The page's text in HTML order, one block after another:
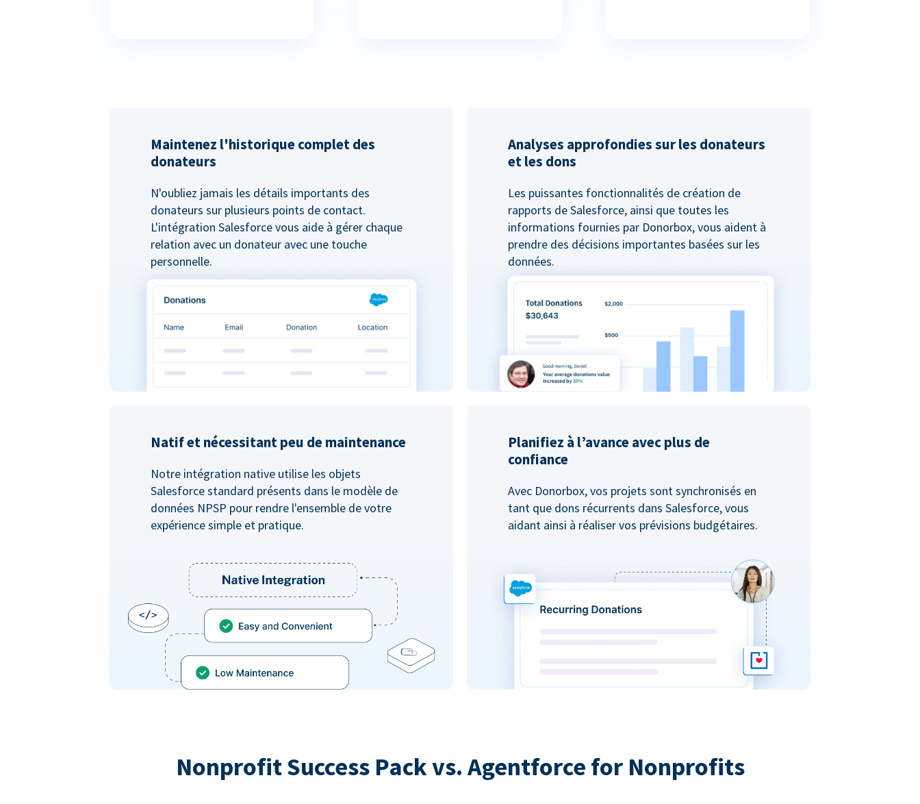
Maintenez l'historique complet des
donateurs
N'oubliez jamais les détails importants des
donateurs sur plusieurs points de contact.
L'intégration Salesforce vous aide à gérer chaque
relation avec un donateur avec une touche
personnelle.
Analyses approfondies sur les donateurs
et les dons
Les puissantes fonctionnalités de création de
rapports de Salesforce, ainsi que toutes les
informations fournies par Donorbox, vous aident à
prendre des décisions importantes basées sur les
données.
Natif et nécessitant peu de maintenance
Notre intégration native utilise les objets
Salesforce standard présents dans le modèle de
données NPSP pour rendre l'ensemble de votre
expérience simple et pratique.
Planifiez à l’avance avec plus de
confiance
Avec Donorbox, vos projets sont synchronisés en
tant que dons récurrents dans Salesforce, vous
aidant ainsi à réaliser vos prévisions budgétaires.
Nonprofit Success Pack vs. Agentforce for Nonprofits